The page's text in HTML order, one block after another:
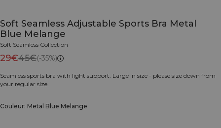
Soft Seamless Adjustable Sports Bra Metal
Blue Melange
Soft Seamless Collection
29€45€(-35%)
Seamless sports bra with light support. Large in size - please size down from
your regular size.
Couleur: Metal Blue Melange